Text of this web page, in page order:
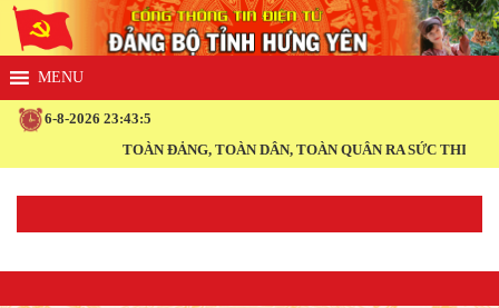
6-8-2026 23:43:5
TOÀN ĐẢNG, TOÀN DÂN, TOÀN QUÂN RA SỨC THI